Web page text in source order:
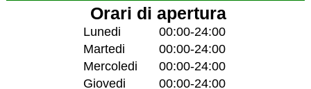
Orari di apertura
Lunedi
00:00-24:00
Martedi
00:00-24:00
Mercoledi
00:00-24:00
Giovedi
00:00-24:00